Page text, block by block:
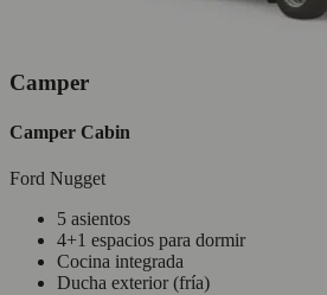
Camper
Camper Cabin
Ford Nugget
5 asientos
4+1 espacios para dormir
Cocina integrada
Ducha exterior (fría)